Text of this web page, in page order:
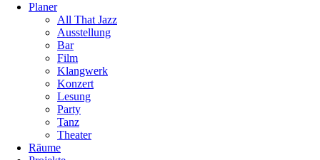
Planer
All That Jazz
Ausstellung
Bar
Film
Klangwerk
Konzert
Lesung
Party
Tanz
Theater
Räume